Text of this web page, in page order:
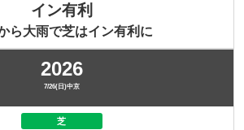
イン有利
ら大雨で芝はイン有利に
2026
7/26(日)中京
芝